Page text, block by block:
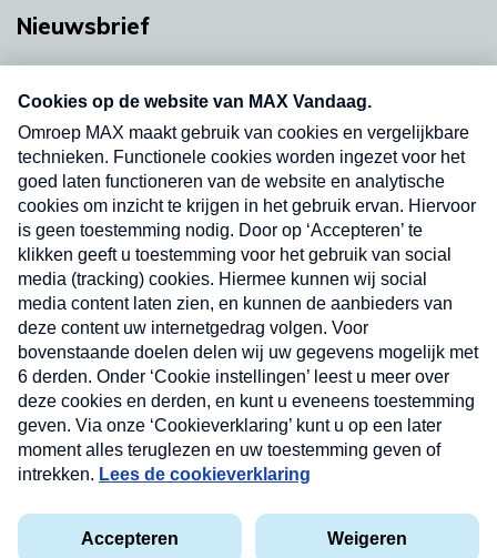
Nieuwsbrief
nieuwsbrief. Elke vrijdag- en dinsdagochtend in
uw mailbox.
Verzend
Privacyverklaring
Cookieverklaring
Kwetsbaarheid melden
Nieuwsbrief
Neem hier een gratis abonnement op onze
nieuwsbrief. Elke vrijdag- en dinsdagochtend in uw